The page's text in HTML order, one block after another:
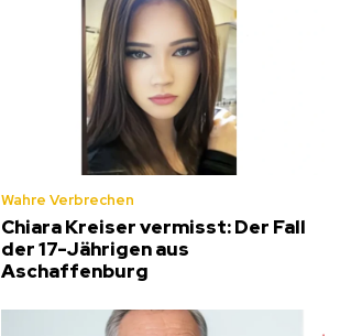
Wahre Verbrechen
Chiara Kreiser vermisst: Der Fall
der 17-Jährigen aus
Aschaffenburg